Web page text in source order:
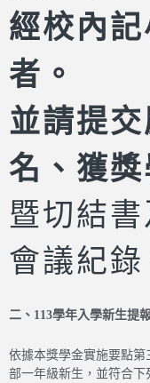
經校內
者。
並請提
名、獲
暨切結
會議紀錄
二、 113學年入學新生提
依據本獎學金實施要點第
部一年級新生，並符合下